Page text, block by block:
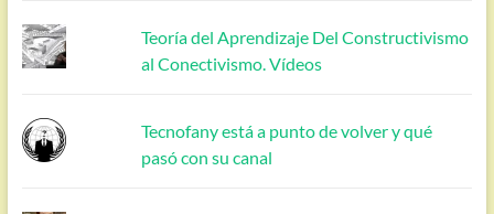
Teoría del Aprendizaje Del Constructivismo
al Conectivismo. Vídeos
Tecnofany está a punto de volver y qué
pasó con su canal